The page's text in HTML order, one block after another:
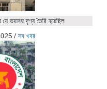
যে ভয়াবহ দৃশ্য তৈরি হয়েছিল
/ সব খবর